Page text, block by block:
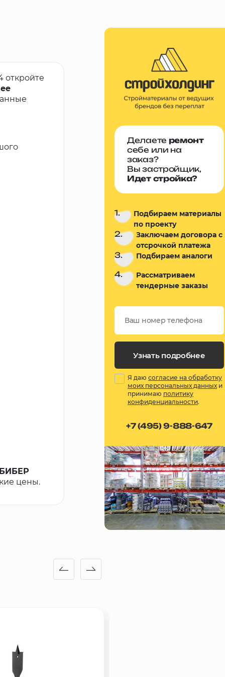
откройте
цены.
Делаете ремонт
себе или на
заказ?
Вы застройщик,
Идет стройка?
1.
Подбираем материалы
по проекту
2.
Заключаем договора с
отсрочкой платежа
3. Подбираем аналоги
4.
Рассматриваем
тендерные заказы
Узнать подробнее
Я даю согласие на обработку
моих персональных данных и
принимаю политику
конфиденциальности.
+7 (495) 9-888-647